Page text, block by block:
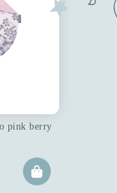
pink berry